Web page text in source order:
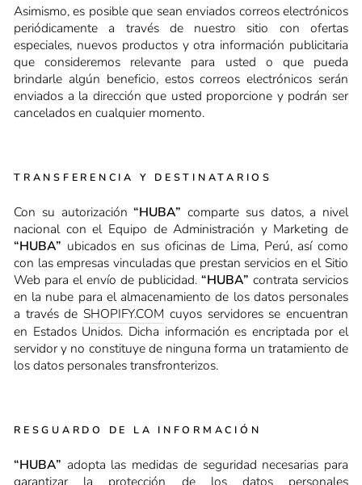
Asimismo, es posible que sean enviados correos electrónicos
periódicamente a través de nuestro sitio con ofertas
especiales, nuevos productos y otra información publicitaria
que consideremos relevante para usted o que pueda
brindarle algún beneficio, estos correos electrónicos serán
enviados a la dirección que usted proporcione y podrán ser
cancelados en cualquier momento.
TRANSFERENCIA Y DESTINATARIOS
Con su autorización“HUBA” comparte sus datos, a nivel
nacional con el Equipo de Administración y Marketing de
“HUBA” ubicados en sus oficinas de Lima, Perú, así como
con las empresas vinculadas que prestan servicios en el Sitio
Web para el envío de publicidad. “HUBA” contrata servicios
en la nube para el almacenamiento de los datos personales
a través deSHOPIFY.COM cuyos servidores se encuentran
en Estados Unidos. Dicha información es encriptada por el
servidor y no constituye de ninguna forma un tratamiento de
los datos personales transfronterizos.
RESGUARDO DE LA INFORMACIÓN
“HUBA” adopta las medidas de seguridad necesarias para